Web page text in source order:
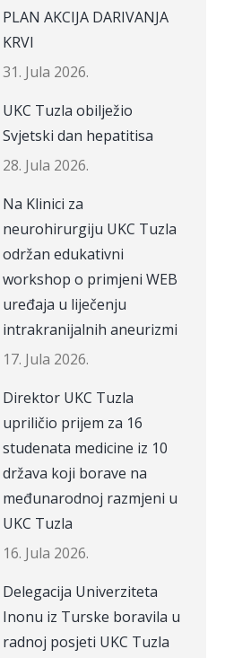
PLAN AKCIJA DARIVANJA
KRVI
31. Jula 2026.
UKC Tuzla obilježio
Svjetski dan hepatitisa
28. Jula 2026.
Na Klinici za
neurohirurgiju UKC Tuzla
održan edukativni
workshop o primjeni WEB
uređaja u liječenju
intrakranijalnih aneurizmi
17. Jula 2026.
Direktor UKC Tuzla
upriličio prijem za 16
studenata medicine iz 10
država koji borave na
međunarodnoj razmjeni u
UKC Tuzla
16. Jula 2026.
Delegacija Univerziteta
Inonu iz Turske boravila u
radnoj posjeti UKC Tuzla